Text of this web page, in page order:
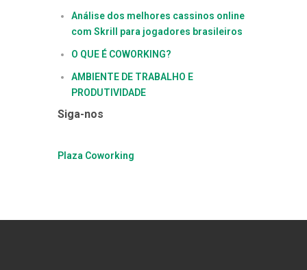
Análise dos melhores cassinos online
com Skrill para jogadores brasileiros
O QUE É COWORKING?
AMBIENTE DE TRABALHO E
PRODUTIVIDADE
Siga-nos
Plaza Coworking